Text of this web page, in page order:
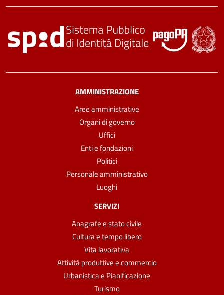
AMMINISTRAZIONE
Aree amministrative
Organi di governo
Uffici
Enti e fondazioni
Politici
Personale amministrativo
Luoghi
SERVIZI
Anagrafe e stato civile
Cultura e tempo libero
Vita lavorativa
Attività produttive e commercio
Urbanistica e Pianificazione
Turismo